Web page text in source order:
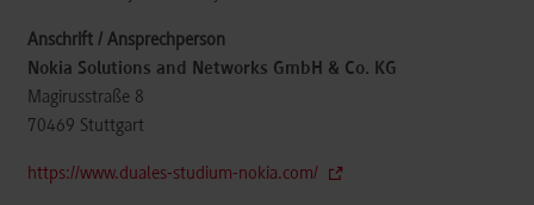
Nokia Solutions and Networks GmbH & Co. KG
Magirusstraße 8
70469 Stuttgart
https://www.duales-studium-nokia.com/